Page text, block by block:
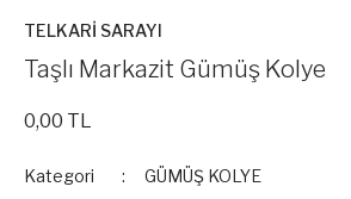
TELKARİ SARAYI
Taşlı Markazit Gümüş Kolye
0,00 TL
Kategori
GÜMÜŞ KOLYE